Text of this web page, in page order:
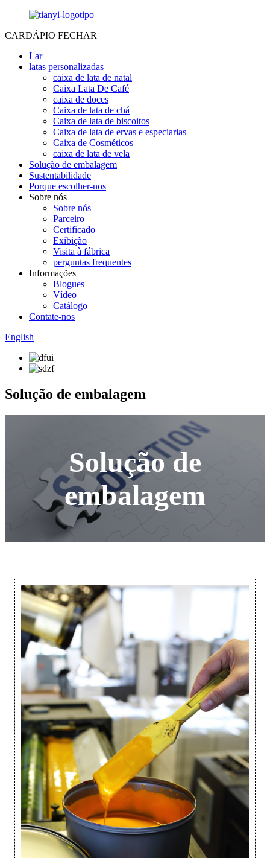
CARDÁPIO FECHAR
Lar
latas personalizadas
caixa de lata de natal
Caixa Lata De Café
caixa de doces
Caixa de lata de chá
Caixa de lata de biscoitos
Caixa de lata de ervas e especiarias
Caixa de Cosméticos
caixa de lata de vela
Solução de embalagem
Sustentabilidade
Porque escolher-nos
Sobre nós
Sobre nós
Parceiro
Certificado
Exibição
Visita à fábrica
perguntas frequentes
Informações
Blogues
Vídeo
Catálogo
Contate-nos
English
Solução de embalagem
Solução de
embalagem